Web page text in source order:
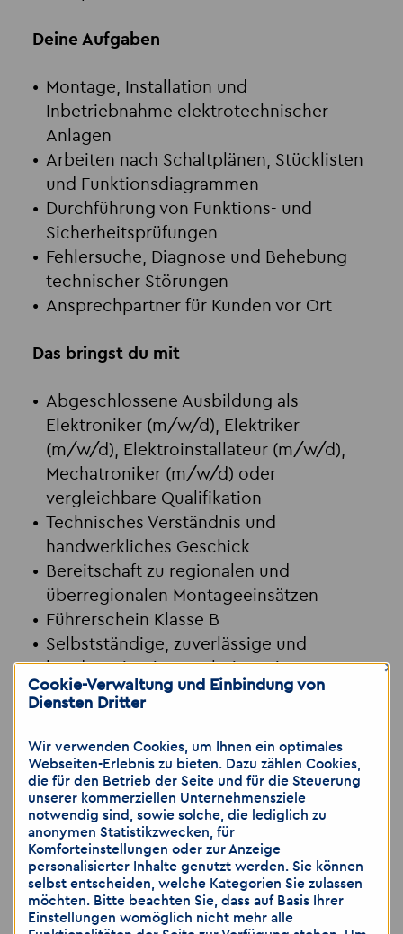
Deine Aufgaben
Montage, Installation und
Inbetriebnahme elektrotechnischer
Anlagen
Arbeiten nach Schaltplänen, Stücklisten
und Funktionsdiagrammen
Durchführung von Funktions- und
Sicherheitsprüfungen
Fehlersuche, Diagnose und Behebung
technischer Störungen
Ansprechpartner für Kunden vor Ort
Das bringst du mit
Abgeschlossene Ausbildung als
Elektroniker (m/w/d), Elektriker
(m/w/d), Elektroinstallateur (m/w/d),
Mechatroniker (m/w/d) oder
vergleichbare Qualifikation
Technisches Verständnis und
handwerkliches Geschick
Bereitschaft zu regionalen und
überregionalen Montageeinsätzen
Führerschein Klasse B
Selbstständige, zuverlässige und
kundenorientierte Arbeitsweise
Schick deine Bewerbung
anleipzig@akzent-personal.deoder ruf
uns direkt an unter0341 9837828bzw.
mobil0152 59141831– gerne auch per
Messenger.
Akzent Personaldienstleistungen GmbH
Cookie-Verwaltung und Einbindung von
Diensten Dritter
×
Wir verwenden Cookies, um Ihnen ein optimales
Webseiten-Erlebnis zu bieten. Dazu zählen Cookies,
die für den Betrieb der Seite und für die Steuerung
unserer kommerziellen Unternehmensziele
notwendig sind, sowie solche, die lediglich zu
anonymen Statistikzwecken, für
Komforteinstellungen oder zur Anzeige
personalisierter Inhalte genutzt werden. Sie können
selbst entscheiden, welche Kategorien Sie zulassen
möchten. Bitte beachten Sie, dass auf Basis Ihrer
Einstellungen womöglich nicht mehr alle